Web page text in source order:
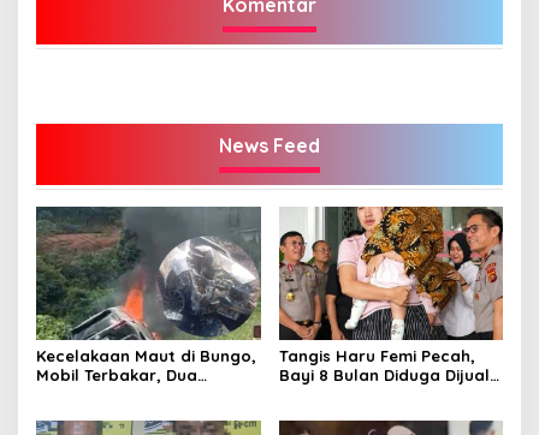
Komentar
News Feed
Kecelakaan Maut di Bungo,
Mobil Terbakar, Dua
Tangis Haru Femi Pecah,
Bayi 8 Bulan Diduga Dijual